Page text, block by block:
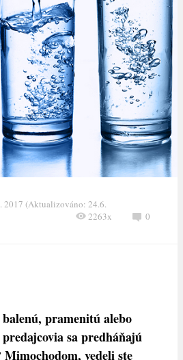
2017 (Aktualizováno: 24.6.
0
2263x
pramenitú alebo
sa predháňajú
vedeli ste